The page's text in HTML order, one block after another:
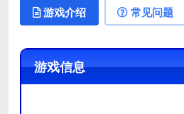
游戏介绍 常见问题
游戏信息